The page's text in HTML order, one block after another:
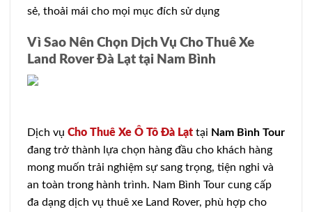
sẻ, thoải mái cho mọi mục đích sử dụng
Vì Sao Nên Chọn Dịch Vụ Cho Thuê Xe
Land Rover Đà Lạt tại Nam Bình
Dịch vụ Cho Thuê Xe Ô Tô Đà Lạt tại Nam Bình Tour
đang trở thành lựa chọn hàng đầu cho khách hàng
mong muốn trải nghiệm sự sang trọng, tiện nghi và
an toàn trong hành trình. Nam Bình Tour cung cấp
đa dạng dịch vụ thuê xe Land Rover, phù hợp cho